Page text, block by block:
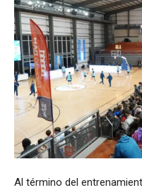
Al término del